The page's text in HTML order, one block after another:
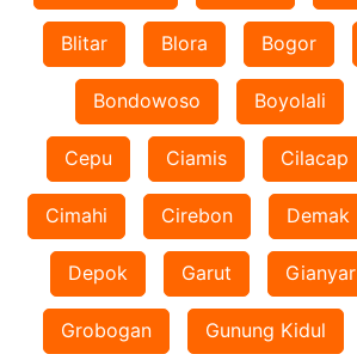
Blitar Blora Bogor
Bondowoso Boyolali
Cepu Ciamis Cilacap
Cimahi Cirebon Demak
Depok Garut Gianyar
Grobogan Gunung Kidul